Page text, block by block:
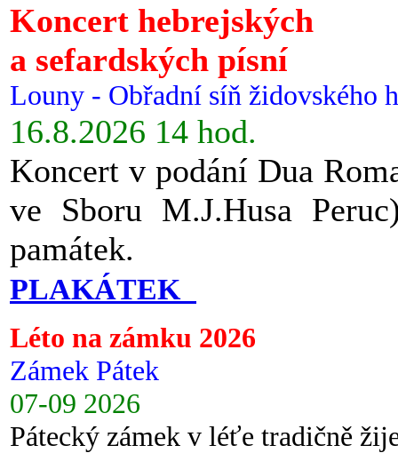
Koncert hebrejských
a sefardských písní
Louny - Obřadní síň židovského
16.8.2026 14 hod.
Koncert v podání Dua
ve Sboru M.J.Husa
památek.
PLAKÁTEK
Léto na zámku 2026
Zámek Pátek
07-09 2026
Pátecký zámek v léťe tradičně